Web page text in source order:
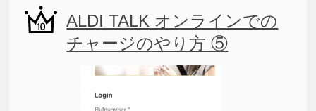
ALDI TALK オンラインでの
チャージのやり方 ⑤